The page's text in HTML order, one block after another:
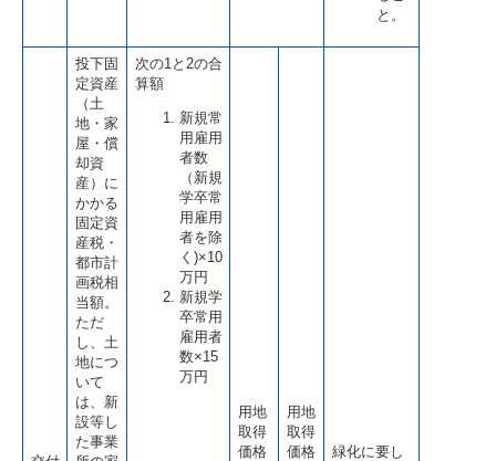
と。
投下固
定資産
（土
地・家
屋・償
却資
産）に
かかる
固定資
産税・
都市計
画税相
当額。
ただ
し、土
地につ
いて
は、新
設等し
た事業
次の1と2の合
算額
新規常
用雇用
者数
（新規
学卒常
用雇用
者を除
く)×10
万円
新規学
卒常用
雇用者
数×15
万円
用地
取得
価格
用地
取得
価格
緑化に要し